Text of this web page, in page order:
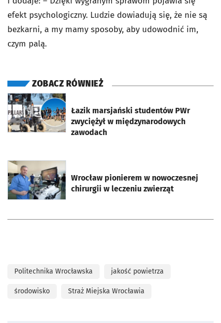
efekt psychologiczny. Ludzie dowiadują się, że nie są
bezkarni, a my mamy sposoby, aby udowodnić im,
czym palą.
ZOBACZ RÓWNIEŻ
Łazik marsjański studentów PWr
zwyciężył w międzynarodowych
zawodach
otworzy się w nowej karcie
Wrocław pionierem w nowoczesnej
chirurgii w leczeniu zwierząt
otworzy się w nowej karcie
Politechnika Wrocławska jakość powietrza
środowisko Straż Miejska Wrocławia